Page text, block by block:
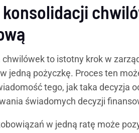
konsolidacji
chwilówek to istotny krok w
jedną pożyczkę. Proces ten
tego, jak taka decyzja
świadomych decyzji
w jedną ratę może